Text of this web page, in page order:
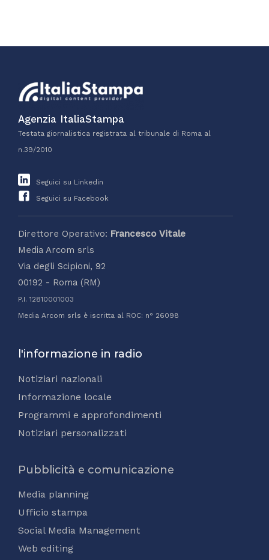
Agenzia ItaliaStampa
Testata giornalistica registrata al tribunale di Roma al
n.39/2010
Seguici su Linkedin
Seguici su Facebook
Direttore Operativo: Francesco Vitale
Media Arcom srls
Via degli Scipioni, 92
00192 - Roma (RM)
P.I. 12810001003
Media Arcom srls è iscritta al ROC: n° 26098
l'informazione in radio
Notiziari nazionali
Informazione locale
Programmi e approfondimenti
Notiziari personalizzati
Pubblicità e comunicazione
Media planning
Ufficio stampa
Social Media Management
Web editing